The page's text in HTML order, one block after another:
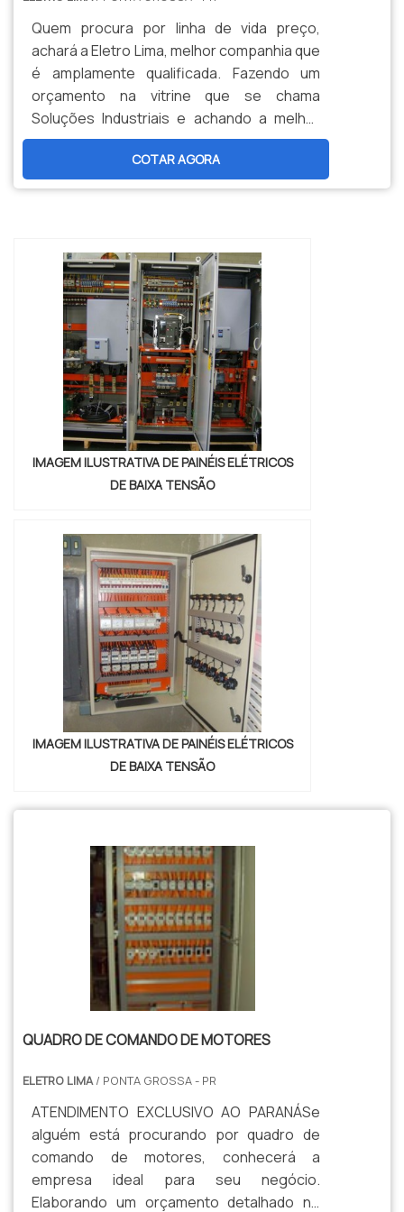
Quem procura por linha de vida preço,
achará a Eletro Lima, melhor companhia que
é amplamente qualificada. Fazendo um
orçamento na vitrine que se chama
Soluções Industriais e achando a melhor
informação em particularidade do
mercado.Quando a dúvida é linha de vida,
com a Eletro Lima poderá achar
intenção de trabalhos em
altura.INFORMAÇÕES RELEVANTES SOBRE
LINHA DE ...
COTAR AGORA
IMAGEM ILUSTRATIVA DE PAINÉIS ELÉTRICOS
DE BAIXA TENSÃO
IMAGEM ILUSTRATIVA DE PAINÉIS ELÉTRICOS
DE BAIXA TENSÃO
QUADRO DE COMANDO DE MOTORES
ELETRO LIMA/ PONTA GROSSA - PR
ATENDIMENTO EXCLUSIVO AO PARANÁSe
alguém está procurando por quadro de
comando de motores, conhecerá a
empresa ideal para seu negócio.
Elaborando um orçamento detalhado no